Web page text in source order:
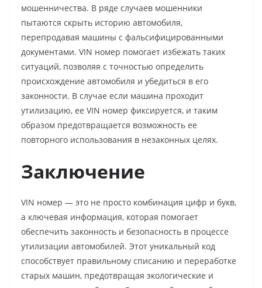
мошенничества. В ряде случаев мошенники
пытаются скрыть историю автомобиля,
перепродавая машины с фальсифицированными
документами. VIN номер помогает избежать таких
ситуаций, позволяя с точностью определить
происхождение автомобиля и убедиться в его
законности. В случае если машина проходит
утилизацию, ее VIN номер фиксируется, и таким
образом предотвращается возможность ее
повторного использования в незаконных целях.
Заключение
VIN номер — это не просто комбинация цифр и букв,
а ключевая информация, которая помогает
обеспечить законность и безопасность в процессе
утилизации автомобилей. Этот уникальный код
способствует правильному списанию и переработке
старых машин, предотвращая экологические и